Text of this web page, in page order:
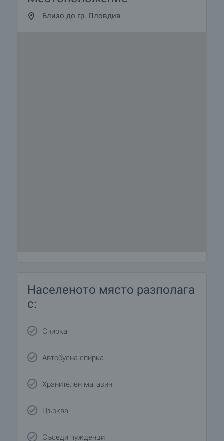
Близо до гр. Пловдив
Населеното място разполага
с:
Спирка
Автобусна спирка
Хранителен магазин
Църква
Съседи чужденци